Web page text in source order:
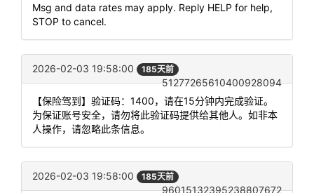
Msg and data rates may apply. Reply HELP for help,
STOP to cancel.
2026-02-03 19:58:00 185天前
51277265610400928094
【保险驾到】验证码：1400，请在15分钟内完成验证。
为保证账号安全，请勿将此验证码提供给其他人。如非本
人操作，请忽略此条信息。
2026-02-03 19:58:00 185天前
96015132395238807672